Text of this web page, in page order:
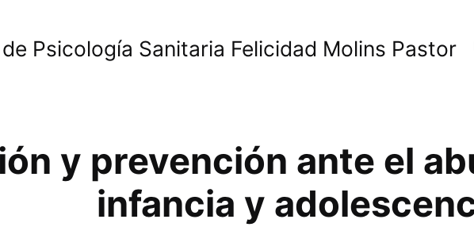
Psicología Sanitaria Felicidad Molins Pastor
y prevención ante el
infancia y